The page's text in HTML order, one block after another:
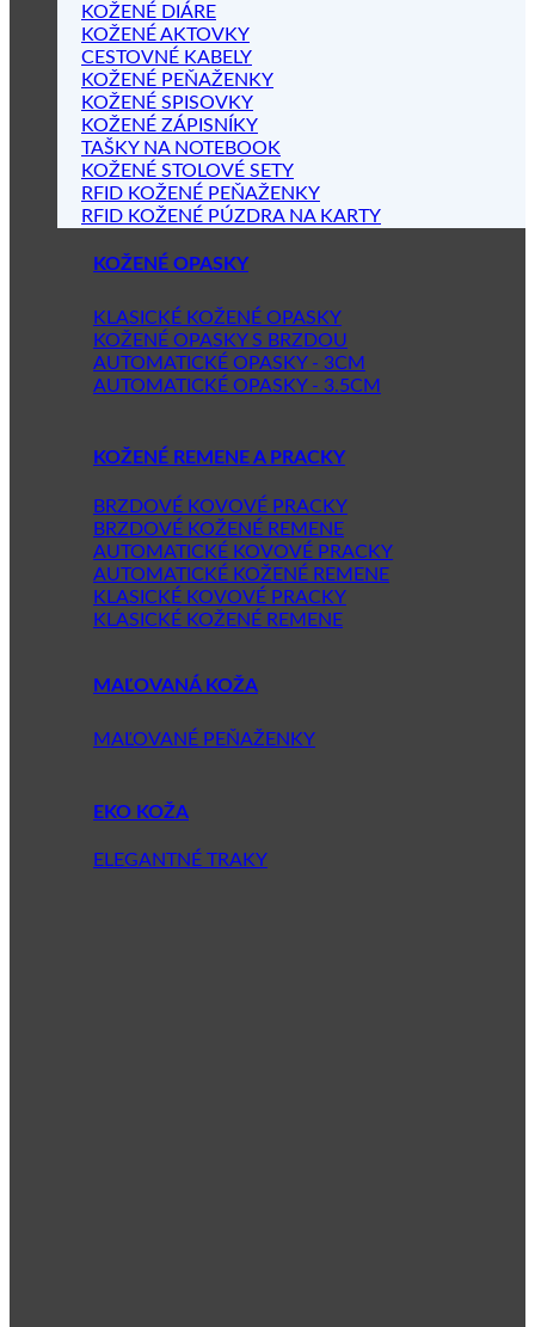
KOŽENÉ DIÁRE
KOŽENÉ AKTOVKY
CESTOVNÉ KABELY
KOŽENÉ PEŇAŽENKY
KOŽENÉ SPISOVKY
KOŽENÉ ZÁPISNÍKY
TAŠKY NA NOTEBOOK
KOŽENÉ STOLOVÉ SETY
RFID KOŽENÉ PEŇAŽENKY
RFID KOŽENÉ PÚZDRA NA KARTY
KOŽENÉ OPASKY
KLASICKÉ KOŽENÉ OPASKY
KOŽENÉ OPASKY S BRZDOU
AUTOMATICKÉ OPASKY - 3CM
AUTOMATICKÉ OPASKY - 3.5CM
KOŽENÉ REMENE A PRACKY
BRZDOVÉ KOVOVÉ PRACKY
BRZDOVÉ KOŽENÉ REMENE
AUTOMATICKÉ KOVOVÉ PRACKY
AUTOMATICKÉ KOŽENÉ REMENE
KLASICKÉ KOVOVÉ PRACKY
KLASICKÉ KOŽENÉ REMENE
MAĽOVANÁ KOŽA
MAĽOVANÉ PEŇAŽENKY
EKO KOŽA
ELEGANTNÉ TRAKY